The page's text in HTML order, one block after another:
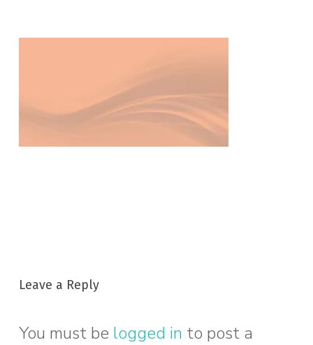
Leave a Reply
You must be logged in to post a